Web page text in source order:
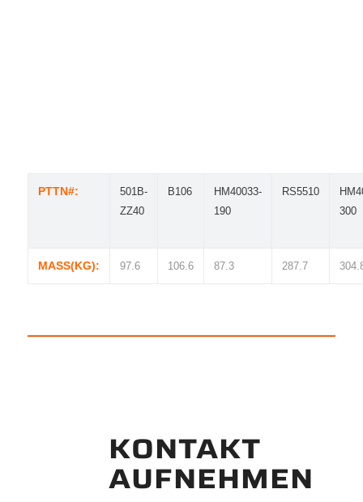
PTTN#:
501B-
ZZ40
B106
HM40033-
190
RS5510
300
MASS(KG): 97.6 106.6 87.3 287.7
KONTAKT
AUFNEHMEN